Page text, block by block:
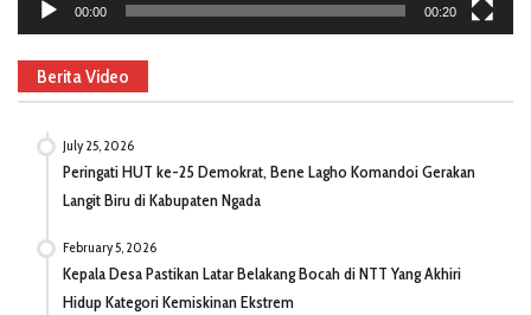
00:00 00:20
Berita Video
July 25, 2026
Peringati HUT ke-25 Demokrat, Bene Lagho Komandoi Gerakan
Langit Biru di Kabupaten Ngada
February 5, 2026
Kepala Desa Pastikan Latar Belakang Bocah di NTT Yang Akhiri
Hidup Kategori Kemiskinan Ekstrem